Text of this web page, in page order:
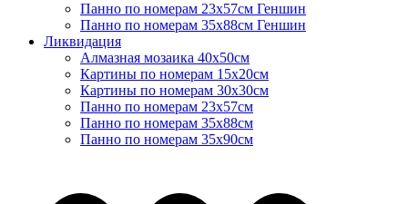
Панно по номерам 23х57см Геншин
Панно по номерам 35х88см Геншин
Ликвидация
Алмазная мозаика 40х50см
Картины по номерам 15х20см
Картины по номерам 30х30см
Панно по номерам 23х57см
Панно по номерам 35х88см
Панно по номерам 35х90см